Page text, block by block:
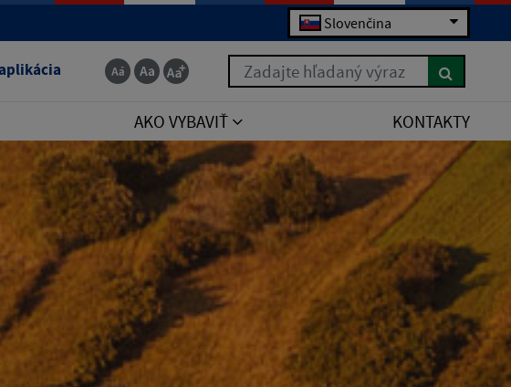
Slovenčina
Zadajte hľadaný výraz
AKO VYBAVIŤ KONTAKTY